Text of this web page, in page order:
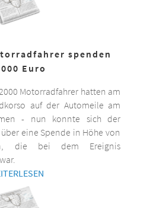
spenden
Euro
Motorradfahrer hatten am
auf der Automeile am
- nun konnte sich der
eine Spende in Höhe von
die bei dem Ereignis